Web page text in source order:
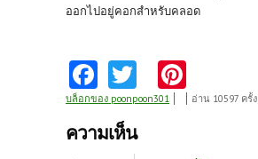
ออกไปอยู่คอกสำหรับคลอด
Fa
ce
b
w
itt
nt
บล็อกของ poonpoon301 อ่าน 10597 ครั้ง
ความเห็น